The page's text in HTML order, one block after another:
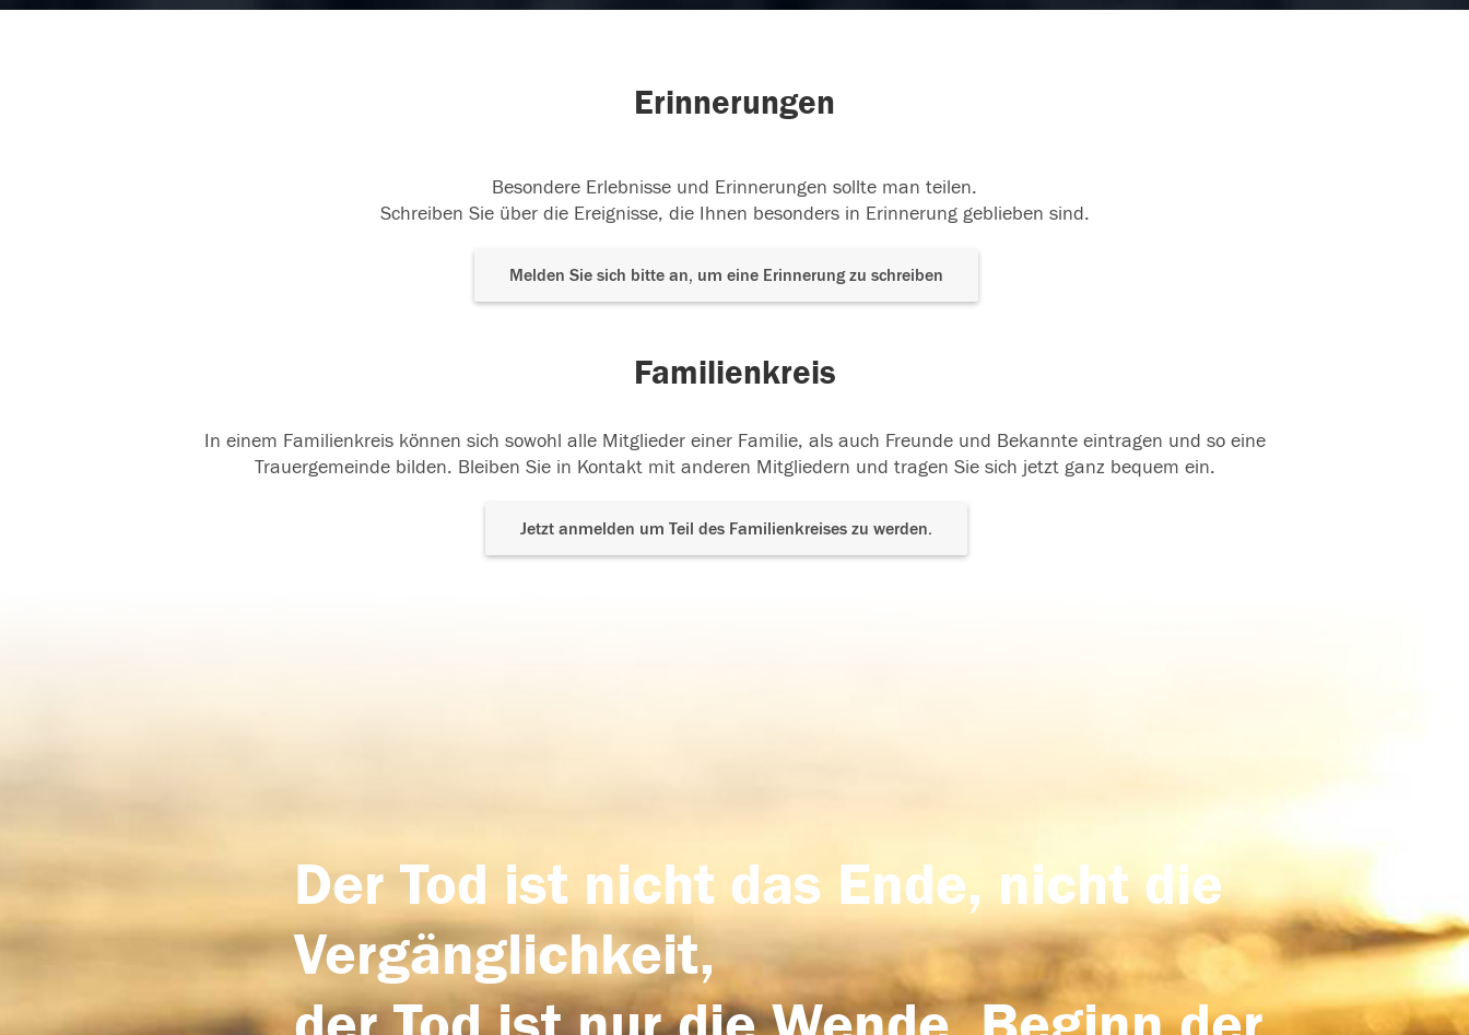
Erinnerungen
Besondere Erlebnisse und Erinnerungen sollte man teilen.
Schreiben Sie über die Ereignisse, die Ihnen besonders in Erinnerung geblieben sind.
Melden Sie sich bitte an, um eine Erinnerung zu schreiben
Familienkreis
In einem Familienkreis können sich sowohl alle Mitglieder einer Familie, als auch Freunde und Bekannte eintragen und so eine
Trauergemeinde bilden. Bleiben Sie in Kontakt mit anderen Mitgliedern und tragen Sie sich jetzt ganz bequem ein.
Jetzt anmelden um Teil des Familienkreises zu werden.
Der Tod ist nicht das Ende, nicht die
Vergänglichkeit,